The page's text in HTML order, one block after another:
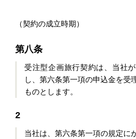
（契約の成立時期）
第八条
受注型企画旅行契約は、当社
し、第六条第一項の申込金を受
ものとします。
2
当社は、第六条第一項の規定に